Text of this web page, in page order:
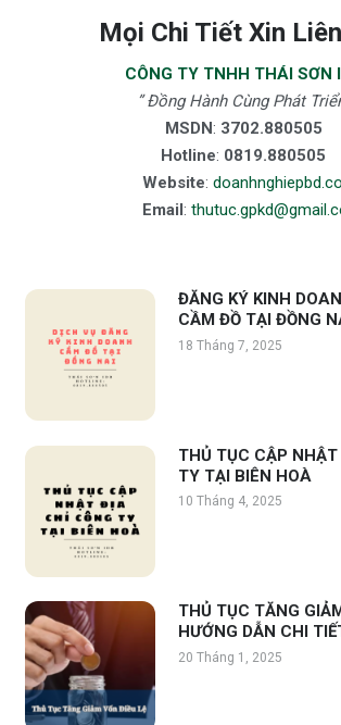
Mọi Chi Tiết Xin
CÔNG TY TNHH THÁI SƠN
” Đồng Hành Cùng Phát
MSDN: 3702.880505
Hotline: 0819.880505
Website:
Email :
ĐĂNG KÝ KINH
CẦM ĐỒ TẠI ĐỒNG
18 Tháng 7, 2025
THỦ TỤC CẬP
TY TẠI BIÊN HOÀ
10 Tháng 4, 2025
THỦ TỤC TĂNG
HƯỚNG DẪN CHI
20 Tháng 1, 2025